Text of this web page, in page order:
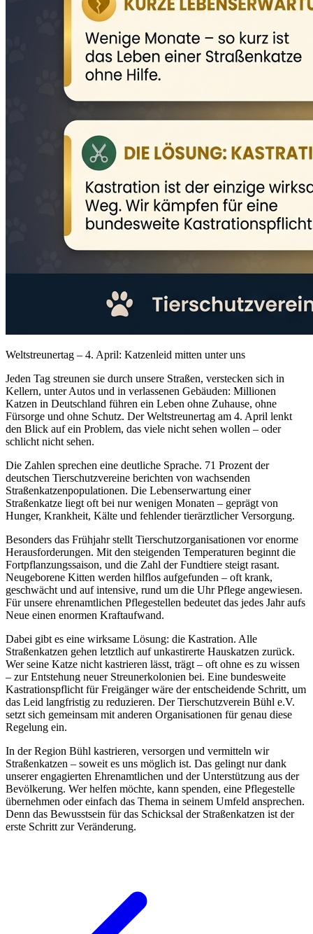
Weltstreunertag – 4. April: Katzenleid mitten unter uns
Jeden Tag streunen sie durch unsere Straßen, verstecken sich in
Kellern, unter Autos und in verlassenen Gebäuden: Millionen
Katzen in Deutschland führen ein Leben ohne Zuhause, ohne
Fürsorge und ohne Schutz. Der Weltstreunertag am 4. April lenkt
den Blick auf ein Problem, das viele nicht sehen wollen – oder
schlicht nicht sehen.
Die Zahlen sprechen eine deutliche Sprache. 71 Prozent der
deutschen Tierschutzvereine berichten von wachsenden
Straßenkatzenpopulationen. Die Lebenserwartung einer
Straßenkatze liegt oft bei nur wenigen Monaten – geprägt von
Hunger, Krankheit, Kälte und fehlender tierärztlicher Versorgung.
Besonders das Frühjahr stellt Tierschutzorganisationen vor enorme
Herausforderungen. Mit den steigenden Temperaturen beginnt die
Fortpflanzungssaison, und die Zahl der Fundtiere steigt rasant.
Neugeborene Kitten werden hilflos aufgefunden – oft krank,
geschwächt und auf intensive, rund um die Uhr Pflege angewiesen.
Für unsere ehrenamtlichen Pflegestellen bedeutet das jedes Jahr aufs
Neue einen enormen Kraftaufwand.
Dabei gibt es eine wirksame Lösung: die Kastration. Alle
Straßenkatzen gehen letztlich auf unkastirerte Hauskatzen zurück.
Wer seine Katze nicht kastrieren lässt, trägt – oft ohne es zu wissen
– zur Entstehung neuer Streunerkolonien bei. Eine bundesweite
Kastrationspflicht für Freigänger wäre der entscheidende Schritt, um
das Leid langfristig zu reduzieren. Der Tierschutzverein Bühl e.V.
setzt sich gemeinsam mit anderen Organisationen für genau diese
Regelung ein.
In der Region Bühl kastrieren, versorgen und vermitteln wir
Straßenkatzen – soweit es uns möglich ist. Das gelingt nur dank
unserer engagierten Ehrenamtlichen und der Unterstützung aus der
Bevölkerung. Wer helfen möchte, kann spenden, eine Pflegestelle
übernehmen oder einfach das Thema in seinem Umfeld ansprechen.
Denn das Bewusstsein für das Schicksal der Straßenkatzen ist der
erste Schritt zur Veränderung.